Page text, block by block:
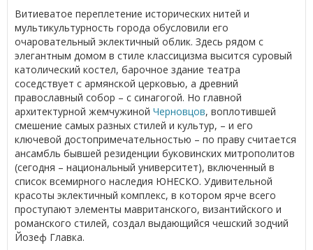
Витиеватое переплетение исторических нитей и
мультикультурность города обусловили его
очаровательный эклектичный облик. Здесь рядом с
элегантным домом в стиле классицизма высится суровый
католический костел, барочное здание театра
соседствует с армянской церковью, а древний
православный собор – с синагогой. Но главной
архитектурной жемчужиной Черновцов, воплотившей
смешение самых разных стилей и культур, – и его
ключевой достопримечательностью – по праву считается
ансамбль бывшей резиденции буковинских митрополитов
(сегодня – национальный университет), включенный в
список всемирного наследия ЮНЕСКО. Удивительной
красоты эклектичный комплекс, в котором ярче всего
проступают элементы мавританского, византийского и
романского стилей, создал выдающийся чешский зодчий
Йозеф Главка.